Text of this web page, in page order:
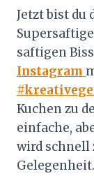
Jetzt bist du
saftigen
Instagram
Kuchen zu
einfache,
wird schnell